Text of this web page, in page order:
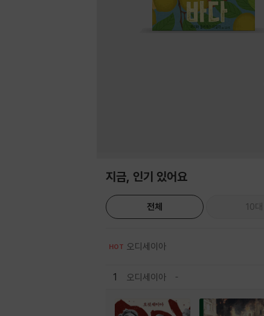
지금, 인기 있어요
전체 10대
HOT 오디세이아
1 오디세이아